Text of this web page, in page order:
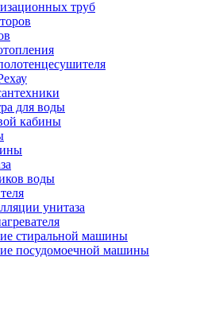
труб
для воды
кабины
воды
унитаза
стиральной машины
посудомоечной машины